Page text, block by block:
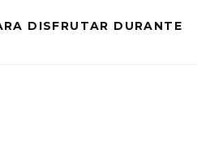
DISFRUTAR DURANTE